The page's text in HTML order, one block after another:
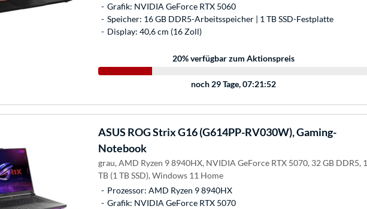
Grafik: NVIDIA GeForce RTX 5060
Speicher: 16 GB DDR5-Arbeitsspeicher | 1 TB SSD-Festplatte
Display: 40,6 cm (16 Zoll)
20% verfügbar zum Aktionspreis
noch 29 Tage, 07:21:52
ASUS ROG Strix G16 (G614PP-RV030W), Gaming-
Notebook
grau, AMD Ryzen 9 8940HX, NVIDIA GeForce RTX 5070, 32 GB DDR5, 1
TB (1 TB SSD), Windows 11 Home
Prozessor: AMD Ryzen 9 8940HX
Grafik: NVIDIA GeForce RTX 5070